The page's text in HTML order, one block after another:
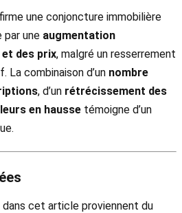
une conjoncture immobilière
par une augmentation
des prix, malgré un resserrement
La combinaison d’un nombre
, d’un rétrécissement des
en hausse témoigne d’un
cet article proviennent du